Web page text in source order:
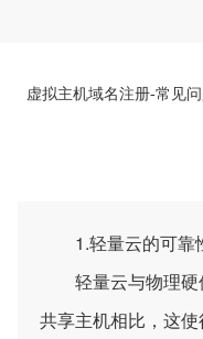
虚拟主机域名注册-常见
1.轻量云的可靠
轻量云与物理硬
共享主机相比，这